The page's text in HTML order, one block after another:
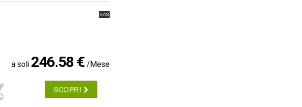
GAS
a soli 246.58 € /Mese
SCOPRI